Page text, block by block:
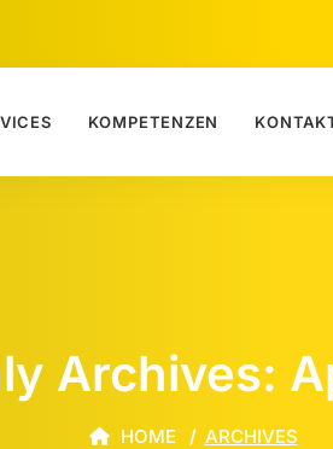
KOMPETENZEN
Archives:
HOME ARCHIVES